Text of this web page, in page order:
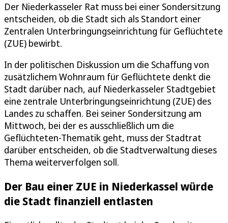
Der Niederkasseler Rat muss bei einer Sondersitzung
entscheiden, ob die Stadt sich als Standort einer
Zentralen Unterbringungseinrichtung für Geflüchtete
(ZUE) bewirbt.
In der politischen Diskussion um die Schaffung von
zusätzlichem Wohnraum für Geflüchtete denkt die
Stadt darüber nach, auf Niederkasseler Stadtgebiet
eine zentrale Unterbringungseinrichtung (ZUE) des
Landes zu schaffen. Bei seiner Sondersitzung am
Mittwoch, bei der es ausschließlich um die
Geflüchteten-Thematik geht, muss der Stadtrat
darüber entscheiden, ob die Stadtverwaltung dieses
Thema weiterverfolgen soll.
Der Bau einer ZUE in Niederkassel würde
die Stadt finanziell entlasten